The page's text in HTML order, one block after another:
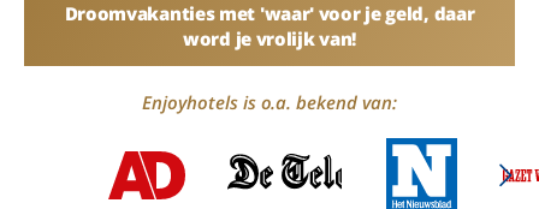
Droomvakanties met 'waar' voor je geld, daar
word je vrolijk van!
Enjoyhotels is o.a. bekend van: